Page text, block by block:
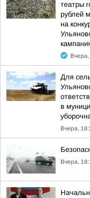
театры
рублей
на
Для
в
Вчера,
Вчера,